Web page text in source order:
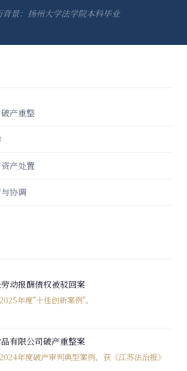
背景：扬州大学法学院本科毕业
产重整
产处置
协调
动报酬债权被驳回案
年度"十佳创新案例"。
有限公司破产重整案
年度破产审判典型案例，获《江苏法治报》